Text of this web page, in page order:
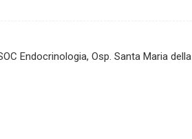
Endocrinologia, Osp. Santa Maria della